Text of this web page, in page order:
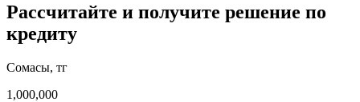
Рассчитайте и получите решение по
кредиту
Cомасы, тг
1,000,000